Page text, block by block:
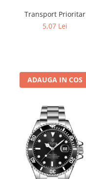
Transport Prioritar
5,07 Lei
ADAUGA IN COS